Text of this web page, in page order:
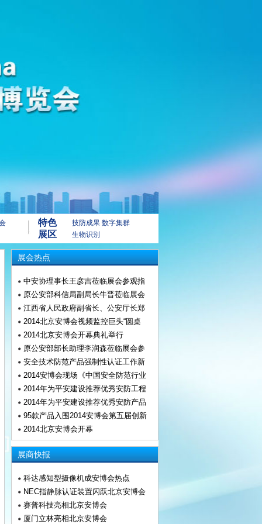
特色
展区
技防成果 数字集群
生物识别
展会热点
中安协理事长王彦吉莅临展会参观指
原公安部科信局副局长牛晋莅临展会
江西省人民政府副省长、公安厅长郑
2014北京安博会视频监控巨头“圆桌
2014北京安博会开幕典礼举行
原公安部部长助理李润森莅临展会参
安全技术防范产品强制性认证工作新
2014安博会现场《中国安全防范行业
2014年为平安建设推荐优秀安防工程
2014年为平安建设推荐优秀安防产品
95款产品入围2014安博会第五届创新
2014北京安博会开幕
展商快报
科达感知型摄像机成安博会热点
NEC指静脉认证装置闪跃北京安博会
赛普科技亮相北京安博会
厦门立林亮相北京安博会